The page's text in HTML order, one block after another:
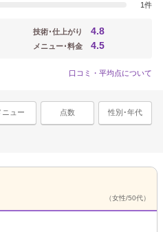
1
技術･仕上がり 4.8
メニュー･料金 4.5
口コミ・平均点について
ニュー 点数 性別･年代
（女性/50代）